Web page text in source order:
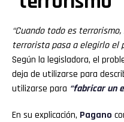
“Cuando todo es
terrorista pasa a elegirlo el
Según la legisladora, el
deja de utilizarse para
utilizarse para “fabricar un
En su explicación, Pagano